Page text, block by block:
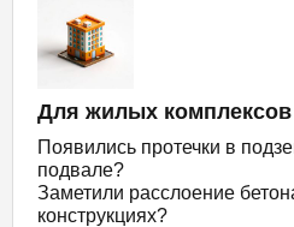
Для жилых комплексов
Появились протечки в
подвале?
Заметили расслоение
конструкциях?